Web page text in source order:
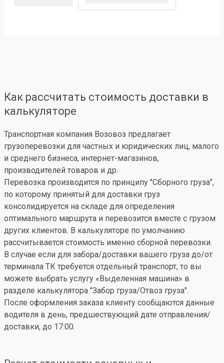
Как рассчитать стоимость доставки в
калькуляторе
Транспортная компания Возовоз предлагает
грузоперевозки для частных и юридических лиц, малого
и среднего бизнеса, интернет-магазинов,
производителей товаров и др.
Перевозка производится по принципу "Сборного груза",
по которому принятый для доставки груз
консолидируется на складе для определения
оптимального маршрута и перевозится вместе с грузом
других клиентов. В калькуляторе по умолчанию
рассчитывается стоимость именно сборной перевозки.
В случае если для забора/доставки вашего груза до/от
терминала ТК требуется отдельный транспорт, то вы
можете выбрать услугу «Выделенная машина» в
разделе калькулятора "Забор груза/Отвоз груза".
После оформления заказа клиенту сообщаются данные
водителя в день, предшествующий дате отправления/
доставки, до 17:00.